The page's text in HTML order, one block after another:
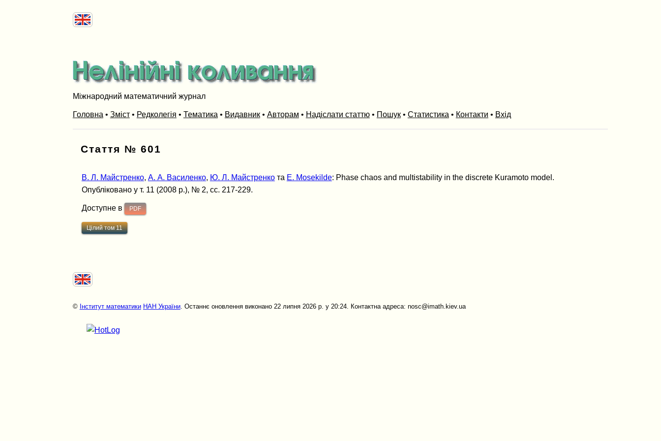
Міжнародний математичний журнал
Головна • Зміст• Редколегія • Тематика • Видавник• Авторам • Надіслати статтю• Пошук• Статистика • Контакти • Вхід
Стаття № 601
В. Л. Майстренко, А. А. Василенко, Ю. Л. Майстренкота E. Mosekilde: Phase chaos and multistability in the discrete Kuramoto model.
Опубліковано у т. 11 (2008 р.), № 2, сс. 217-229.
Доступне в PDF
Цілий том 11
© Інститут математики НАН України. Останнє оновлення виконано 22 липня 2026 р. у 20:24. Контактна адреса: nosc@imath.kiev.ua